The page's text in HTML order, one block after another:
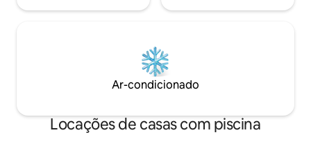
Ar-condicionado
Locações de casas com piscina